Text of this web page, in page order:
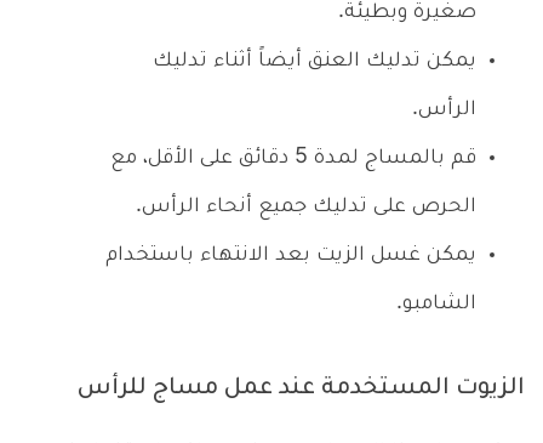
صغيرة وبطيئة.
يمكن تدليك العنق أيضاً أثناء تدليك
الرأس.
قم بالمساج لمدة 5 دقائق على الأقل، مع
الحرص على تدليك جميع أنحاء الرأس.
يمكن غسل الزيت بعد الانتهاء باستخدام
الشامبو.
الزيوت المستخدمة عند عمل مساج للرأس